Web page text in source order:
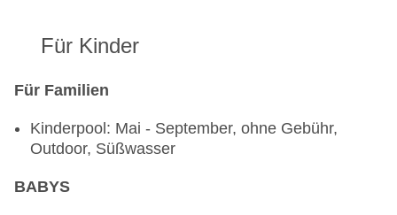
Für Kinder
Für Familien
Kinderpool: Mai - September, ohne Gebühr,
Outdoor, Süßwasser
BABYS